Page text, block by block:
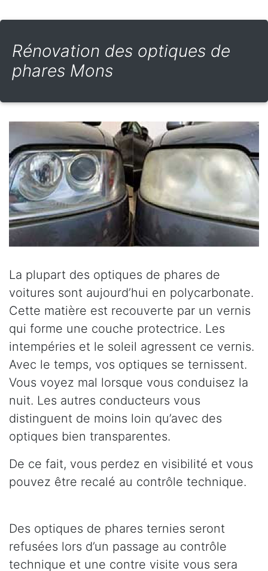
Rénovation des optiques de
phares Mons
La plupart des optiques de phares de
voitures sont aujourd’hui en polycarbonate.
Cette matière est recouverte par un vernis
qui forme une couche protectrice. Les
intempéries et le soleil agressent ce vernis.
Avec le temps, vos optiques se ternissent.
Vous voyez mal lorsque vous conduisez la
nuit. Les autres conducteurs vous
distinguent de moins loin qu’avec des
optiques bien transparentes.
De ce fait, vous perdez en visibilité et vous
pouvez être recalé au contrôle technique.
Des optiques de phares ternies seront
refusées lors d’un passage au contrôle
technique et une contre visite vous sera